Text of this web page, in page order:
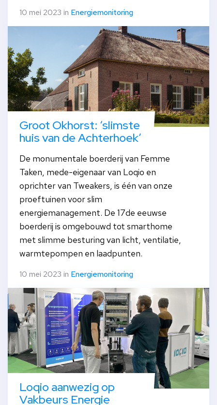
10 mei 2023 in Energiemonitoring
Groot Okhorst: ‘slimste
huis van de Achterhoek’
De monumentale boerderij van Femme
Taken, mede-eigenaar van Loqio en
oprichter van Tweakers , is één van onze
proeftuinen voor slim
energiemanagement. De 17de eeuwse
boerderij is omgebouwd tot smarthome
met slimme besturing van licht, ventilatie,
warmtepompen en laadpunten.
10 mei 2023 in Energiemonitoring
Loqio aanwezig op
Vakbeurs Energie